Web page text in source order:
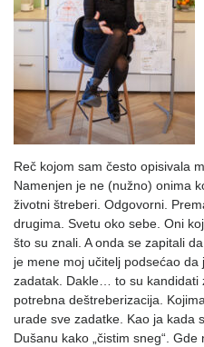
Reč kojom sam često opisivala
Namenjen je ne (nužno) onima
životni štreberi. Odgovorni.
drugima. Svetu oko sebe. Oni
što su znali. A onda se zapitali
je mene moj učitelj podsećao
zadatak. Dakle… to su kandidati
potrebna deštreberizacija.
urade sve zadatke. Kao ja kada
Dušanu kako „čistim sneg“.